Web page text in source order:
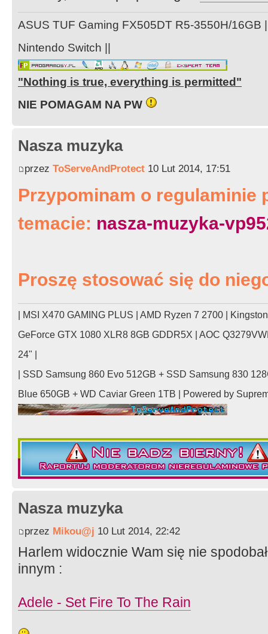
ASUS TUF Gaming FX505DT R5-3550H/16GB
Nintendo Switch ||
"Nothing is true, everything is permitted"
NIE POMAGAM NA PW
Nasza muzyka
przez ToServeAndProtect 10 Lut 2014, 17:51
Przypominam o regulaminie
temacie: nasza-muzyka-
Proszę stosować się do
| MSI X470 GAMING PLUS | AMD Ryzen 7 2700 |
GeForce GTX 1080 XLR8 8GB GDDR5X | AOC
24" |
| SSD Samsung 860 Evo 512GB + SSD Samsung 830
Blue 650GB + WD Caviar Green 1TB | Powered by
Nasza muzyka
przez Mikou@j 10 Lut 2014, 22:42
Harlem widocznie Wam się nie
innym :
Adele - Set Fire To The Rain